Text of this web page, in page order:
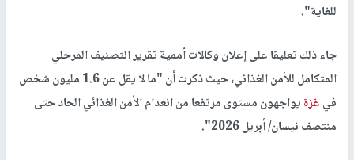
للغاية".
جاء ذلك تعليقا على إعلان وكالات أممية تقرير التصنيف المرحلي
المتكامل للأمن الغذائي، حيث ذكرت أن "ما لا يقل عن 1.6 مليون شخص
فيغزةيواجهون مستوى مرتفعا من انعدام الأمن الغذائي الحاد حتى
منتصف نيسان/ أبريل 2026".